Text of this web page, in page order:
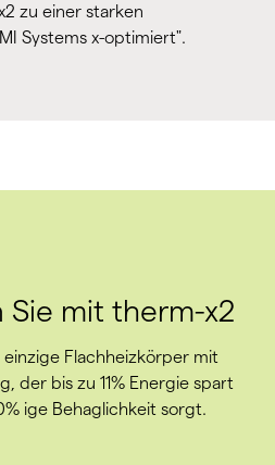
zu einer starken
Systems x-optimiert".
Sie mit therm-x2
Flachheizkörper mit
der bis zu 11% Energie spart
ige Behaglichkeit sorgt.